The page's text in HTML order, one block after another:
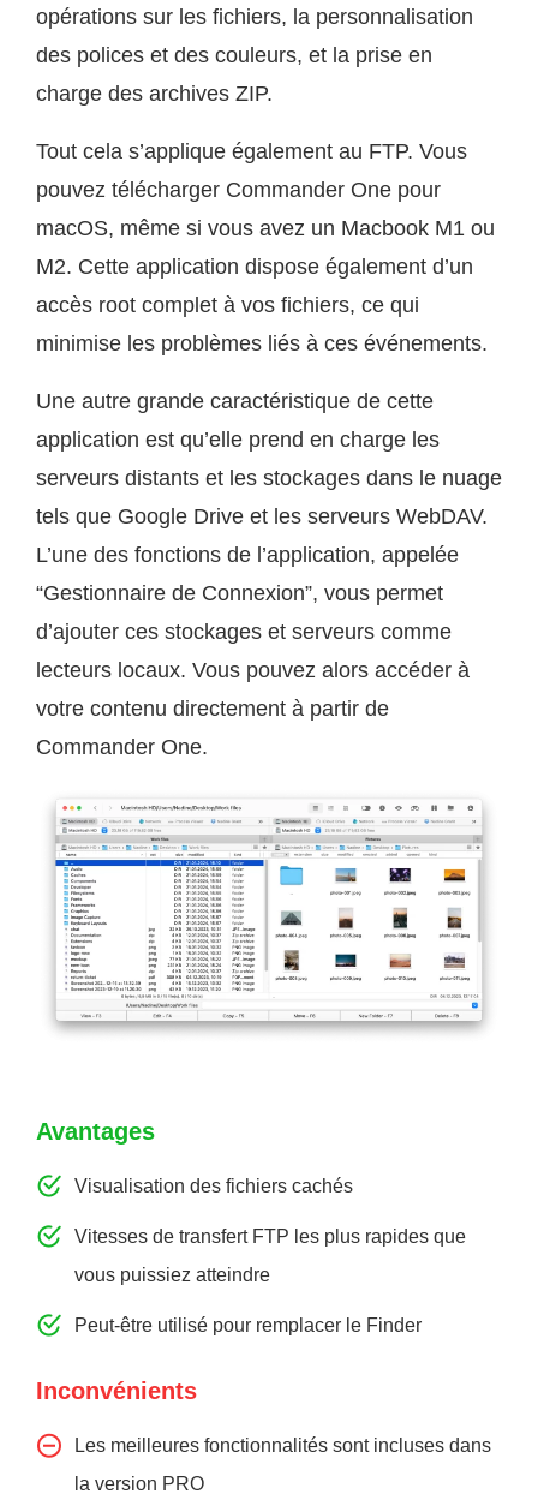
opérations sur les fichiers, la personnalisation
des polices et des couleurs, et la prise en
charge des archives ZIP.
Tout cela s’applique également au FTP. Vous
pouvez télécharger Commander One pour
macOS, même si vous avez un Macbook M1 ou
M2. Cette application dispose également d’un
accès root complet à vos fichiers, ce qui
minimise les problèmes liés à ces événements.
Une autre grande caractéristique de cette
application est qu’elle prend en charge les
serveurs distants et les stockages dans le nuage
tels que Google Drive et les serveurs WebDAV.
L’une des fonctions de l’application, appelée
“Gestionnaire de Connexion”, vous permet
d’ajouter ces stockages et serveurs comme
lecteurs locaux. Vous pouvez alors accéder à
votre contenu directement à partir de
Commander One.
Avantages
Visualisation des fichiers cachés
Vitesses de transfert FTP les plus rapides que
vous puissiez atteindre
Peut-être utilisé pour remplacer le Finder
Inconvénients
Les meilleures fonctionnalités sont incluses dans
la version PRO